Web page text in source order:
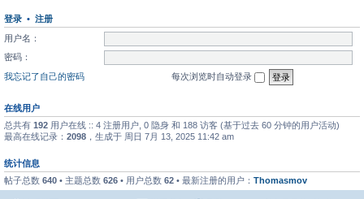
登录 • 注册
用户名：
密码：
我忘记了自己的密码
每次浏览时自动登录
在线用户
总共有 192 用户在线 :: 4 注册用户, 0 隐身 和 188 访客 (基于过去 60 分钟的用户活动)
最高在线记录： 2098 ，生成于 周日 7月 13, 2025 11:42 am
统计信息
帖子总数 640 • 主题总数 626 • 用户总数 62 • 最新注册的用户： Thomasmov